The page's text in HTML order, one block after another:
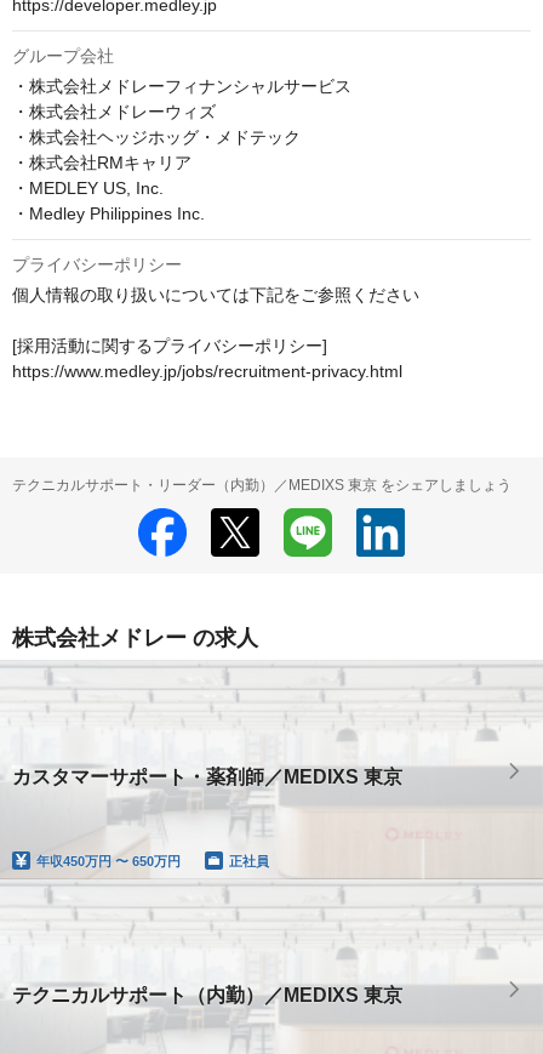
https://developer.medley.jp
グループ会社
・株式会社メドレーフィナンシャルサービス
・株式会社メドレーウィズ
・株式会社ヘッジホッグ・メドテック
・株式会社RMキャリア
・MEDLEY US, Inc.
・Medley Philippines Inc.
プライバシーポリシー
個人情報の取り扱いについては下記をご参照ください
[採用活動に関するプライバシーポリシー]
https://www.medley.jp/jobs/recruitment-privacy.html
テクニカルサポート・リーダー（内勤）／MEDIXS 東京 をシェアしましょう
株式会社メドレー の求人
カスタマーサポート・薬剤師／MEDIXS 東京
年収450万円 〜 650万円 正社員
テクニカルサポート（内勤）／MEDIXS 東京